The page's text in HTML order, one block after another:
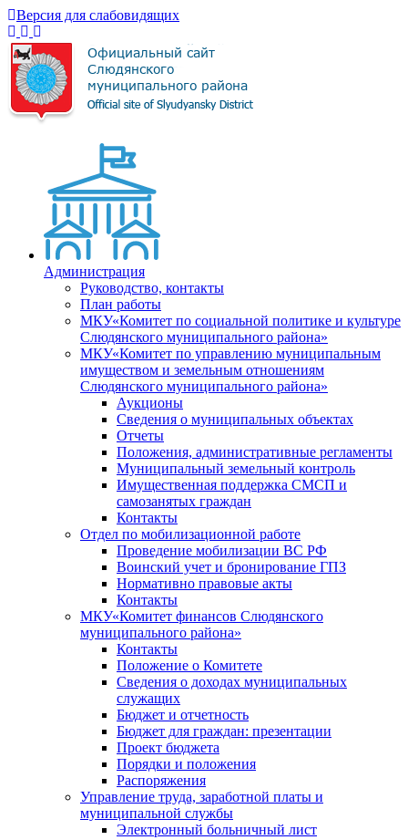
Версия для слабовидящих
Администрация
Руководство, контакты
План работы
МКУ«Комитет по социальной политике и культуре
Слюдянского муниципального района»
МКУ«Комитет по управлению муниципальным
имуществом и земельным отношениям
Слюдянского муниципального района»
Аукционы
Сведения о муниципальных объектах
Отчеты
Положения, административные регламенты
Муниципальный земельный контроль
Имущественная поддержка СМСП и
самозанятых граждан
Контакты
Отдел по мобилизационной работе
Проведение мобилизации ВС РФ
Воинский учет и бронирование ГПЗ
Нормативно правовые акты
Контакты
МКУ«Комитет финансов Слюдянского
муниципального района»
Контакты
Положение о Комитете
Сведения о доходах муниципальных
служащих
Бюджет и отчетность
Бюджет для граждан: презентации
Проект бюджета
Порядки и положения
Распоряжения
Управление труда, заработной платы и
муниципальной службы
Электронный больничный лист